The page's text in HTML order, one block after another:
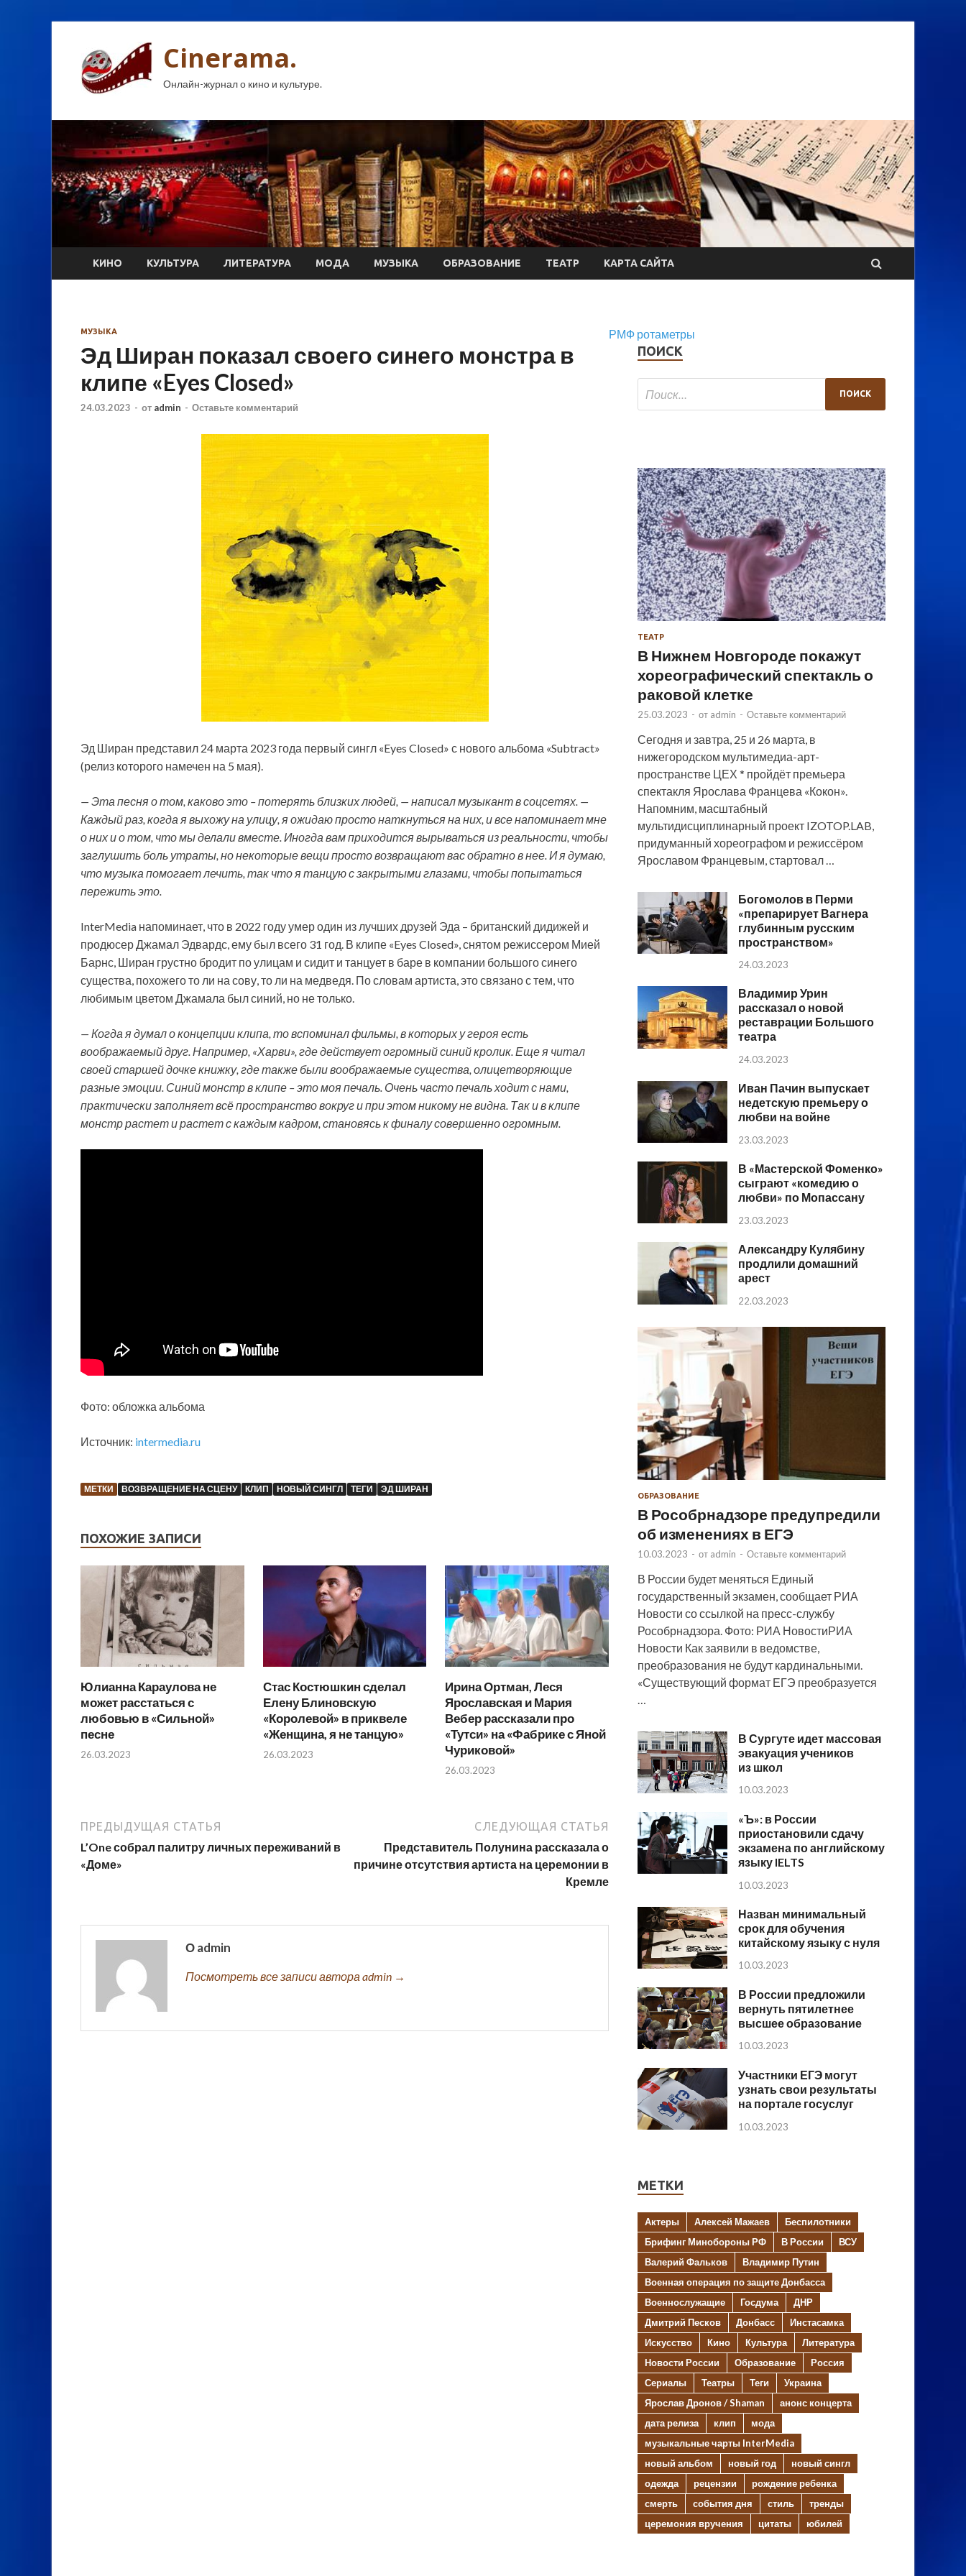
Cinerama.
Онлайн-журнал о кино и культуре.
КИНО КУЛЬТУРА ЛИТЕРАТУРА МОДА МУЗЫКА ОБРАЗОВАНИЕ ТЕАТР КАРТА САЙТА
МУЗЫКА
Эд Ширан показал своего синего монстра в
клипе «Eyes Closed»
24.03.2023 - от admin - Оставьте комментарий
Эд Ширан представил 24 марта 2023 года первый сингл «Eyes Closed» с нового альбома «Subtract»
(релиз которого намечен на 5 мая).
— Эта песня о том, каково это – потерять близких людей, — написал музыкант в соцсетях. —
Каждый раз, когда я выхожу на улицу, я ожидаю простонаткнуться на них, и все напоминает мне
о них и о том, что мы делали вместе. Иногда вам приходится вырываться из реальности, чтобы
заглушить боль утраты, но некоторые вещи просто возвращают вас обратно в нее. И я думаю,
что музыка помогает лечить, так что я танцую с закрытыми глазами, чтобы попытаться
пережить это.
InterMedia напоминает, что в 2022 году умер один из лучших друзей Эда – британский дидижей и
продюсер Джамал Эдвардс, ему был всего 31 год. В клипе «Eyes Closed», снятом режиссером Мией
Барнс, Ширан грустно бродит по улицам и сидит и танцует в баре в компании большого синего
существа, похожего то ли на сову, то ли на медведя. По словам артиста, это связано с тем, что
любимым цветом Джамала был синий, но не только.
— Когда я думал о концепции клипа, то вспоминал фильмы, в которых у героя есть
воображаемый друг. Например, «Харви», где действует огромный синий кролик. Еще я читал
своей старшей дочке книжку, где также были воображаемые существа, олицетворяющие
разные эмоции. Синий монстр в клипе – это моя печаль. Очень часто печаль ходит с нами,
практически заполняет всё пространство вокруг и при этом никому не видна. Так и в клипе
монстр растет и растет с каждым кадром, становясь к финалу совершенно огромным.
Фото: обложка альбома
Источник: intermedia.ru
МЕТКИ ВОЗВРАЩЕНИЕ НА СЦЕНУ КЛИП НОВЫЙ СИНГЛ ТЕГИ ЭД ШИРАН
ПОХОЖИЕ ЗАПИСИ
Юлианна Караулова не
может расстаться с
любовью в «Сильной»
песне
26.03.2023
Стас Костюшкин сделал
Елену Блиновскую
«Королевой» в приквеле
«Женщина, я не танцую»
26.03.2023
Ирина Ортман, Леся
Ярославская и Мария
Вебер рассказали про
«Тутси» на «Фабрике с Яной
Чуриковой»
26.03.2023
ПРЕДЫДУЩАЯ СТАТЬЯ
L’One собрал палитру личных переживаний в
«Доме»
СЛЕДУЮЩАЯ СТАТЬЯ
Представитель Полунина рассказала о
причине отсутствия артиста на церемонии в
Кремле
О admin
Посмотреть все записи автора admin →
РМФ ротаметры
ПОИСК
ТЕАТР
В Нижнем Новгороде покажут
хореографический спектакль о
раковой клетке
25.03.2023 - от admin - Оставьте комментарий
Сегодня и завтра, 25 и 26 марта, в
нижегородском мультимедиа-арт-
пространстве ЦЕХ * пройдёт премьера
спектакля Ярослава Францева «Кокон».
Напомним, масштабный
мультидисциплинарный проект IZOTOP.LAB,
придуманный хореографом и режиссёром
Ярославом Францевым, стартовал …
Богомолов в Перми
«препарирует Вагнера
глубинным русским
пространством»
24.03.2023
Владимир Урин
рассказал о новой
реставрации Большого
театра
24.03.2023
Иван Пачин выпускает
недетскую премьеру о
любви на войне
23.03.2023
В «Мастерской Фоменко»
сыграют «комедию о
любви» по Мопассану
23.03.2023
Александру Кулябину
продлили домашний
арест
22.03.2023
ОБРАЗОВАНИЕ
В Рособрнадзоре предупредили
об изменениях в ЕГЭ
10.03.2023 - от admin - Оставьте комментарий
В России будет меняться Единый
государственный экзамен, сообщает РИА
Новости со ссылкой на пресс-службу
Рособрнадзора. Фото: РИА НовостиРИА
Новости Как заявили в ведомстве,
преобразования не будут кардинальными.
«Существующий формат ЕГЭ преобразуется
В Сургуте идет массовая
эвакуация учеников
из школ
10.03.2023
«Ъ»: в России
приостановили сдачу
экзамена по английскому
языку IELTS
10.03.2023
Назван минимальный
срок для обучения
китайскому языку с нуля
10.03.2023
В России предложили
вернуть пятилетнее
высшее образование
10.03.2023
Участники ЕГЭ могут
узнать свои результаты
на портале госуслуг
10.03.2023
МЕТКИ
Актеры Алексей Мажаев
Беспилотники
Брифинг Минобороны РФ
В России
ВСУ
Валерий Фальков
Владимир Путин
Военная операция по защите Донбасса
Военнослужащие
Госдума
ДНР
Дмитрий Песков
Донбасс
Инстасамка
Искусство
Кино Культура
Литература
Новости России
Образование
Россия
Сериалы
Театры Теги
Украина
Ярослав Дронов / Shaman
анонс концерта
дата релиза
клип
мода
музыкальные чарты InterMedia
новый альбом
новый год
новый сингл
одежда
рецензии
рождение ребенка
смерть
события дня стиль
тренды
церемония вручения
цитаты юбилей